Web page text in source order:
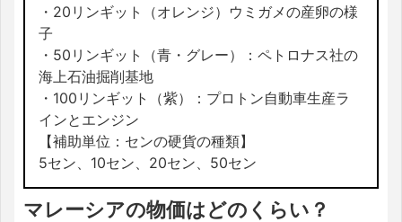
・20リンギット（オレンジ）ウミガメの産卵の様
子
・50リンギット（青・グレー）：ペトロナス社の
海上石油掘削基地
・100リンギット（紫）：プロトン自動車生産ラ
インとエンジン
【補助単位：センの硬貨の種類】
5セン、10セン、20セン、50セン
マレーシアの物価はどのくらい？